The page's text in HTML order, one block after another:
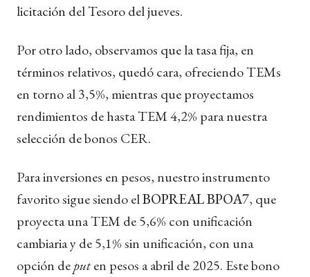
licitación del Tesoro del jueves.
Por otro lado, observamos que la tasa fija, en
términos relativos, quedó cara, ofreciendo TEMs
en torno al 3,5%, mientras que proyectamos
rendimientos de hasta TEM 4,2% para nuestra
selección de bonos CER.
Para inversiones en pesos, nuestro instrumento
favorito sigue siendo elBOPREAL BPOA7, que
proyecta una TEM de 5,6% con unificación
cambiaria y de 5,1% sin unificación, con una
opción deputen pesos a abril de 2025. Este bono